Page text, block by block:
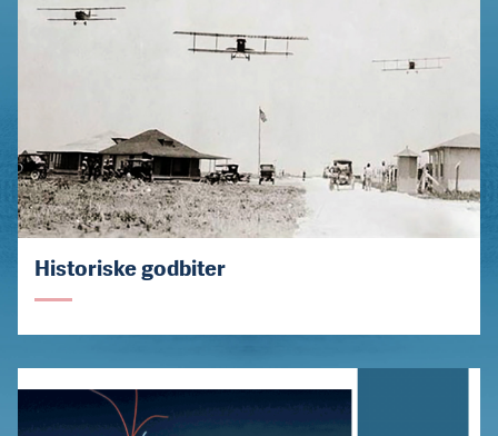
Historiske godbiter